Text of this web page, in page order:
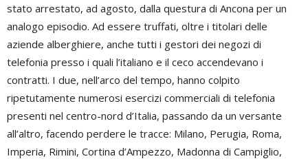
stato arrestato, ad agosto, dalla questura di Ancona per un
analogo episodio. Ad essere truffati, oltre i titolari delle
aziende alberghiere, anche tutti i gestori dei negozi di
telefonia presso i quali l’italiano e il ceco accendevano i
contratti. I due, nell’arco del tempo, hanno colpito
ripetutamente numerosi esercizi commerciali di telefonia
presenti nel centro-nord d’Italia, passando da un versante
all’altro, facendo perdere le tracce: Milano, Perugia, Roma,
Imperia, Rimini, Cortina d’Ampezzo, Madonna di Campiglio,